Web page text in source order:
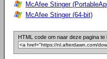
McAfee Stinger
McAfee Stinger (64-bit)
HTML code om naar deze pagina te